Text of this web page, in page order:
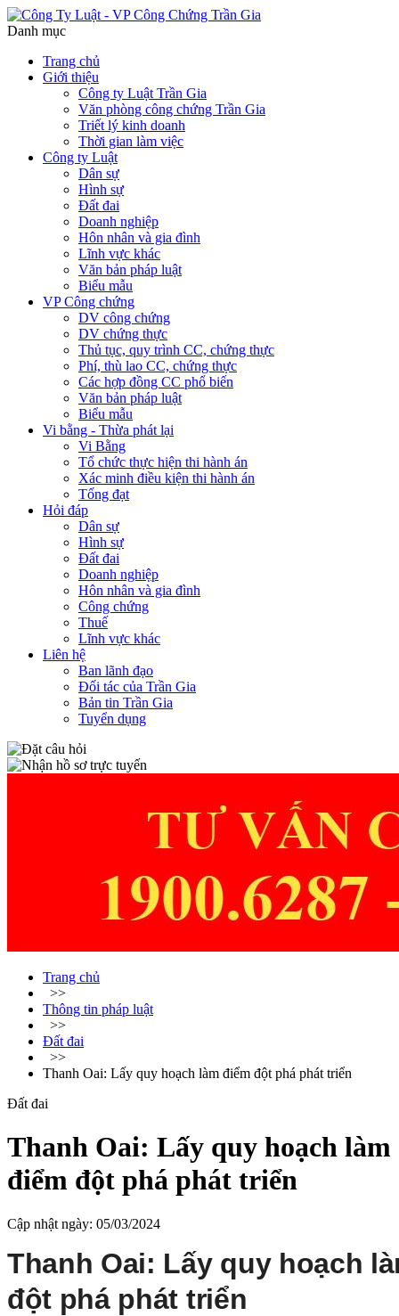
Danh mục
Trang chủ
Giới thiệu
Công ty Luật Trần Gia
Văn phòng công chứng Trần Gia
Triết lý kinh doanh
Thời gian làm việc
Công ty Luật
Dân sự
Hình sự
Đất đai
Doanh nghiệp
Hôn nhân và gia đình
Lĩnh vực khác
Văn bản pháp luật
Biểu mẫu
VP Công chứng
DV công chứng
DV chứng thực
Thủ tục, quy trình CC, chứng thực
Phí, thù lao CC, chứng thực
Các hợp đồng CC phổ biến
Văn bản pháp luật
Biểu mẫu
Vi bằng - Thừa phát lại
Vi Bằng
Tổ chức thực hiện thi hành án
Xác minh điều kiện thi hành án
Tống đạt
Hỏi đáp
Dân sự
Hình sự
Đất đai
Doanh nghiệp
Hôn nhân và gia đình
Công chứng
Thuế
Lĩnh vực khác
Liên hệ
Ban lãnh đạo
Đối tác của Trần Gia
Bản tin Trần Gia
Tuyển dụng
Trang chủ
>>
Thông tin pháp luật
>>
Đất đai
>>
Thanh Oai: Lấy quy hoạch làm điểm đột phá phát triển
Đất đai
Thanh Oai: Lấy quy hoạch làm
điểm đột phá phát triển
Cập nhật ngày: 05/03/2024
Thanh Oai: Lấy quy hoạch
đột phá phát triển